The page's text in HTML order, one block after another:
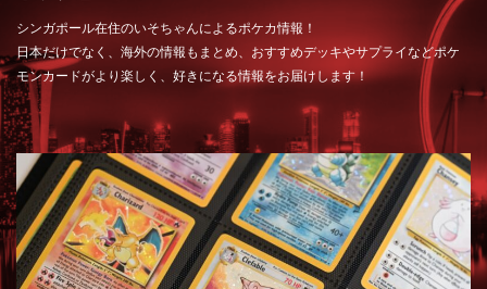
シンガポール在住のいそちゃんによるポケカ情報！
日本だけでなく、海外の情報もまとめ、おすすめデッキやサプライなどポケ
モンカードがより楽しく、好きになる情報をお届けします！